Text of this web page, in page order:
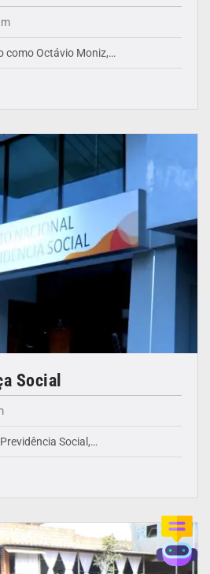
como Octávio Moniz,…
Social
Social,…